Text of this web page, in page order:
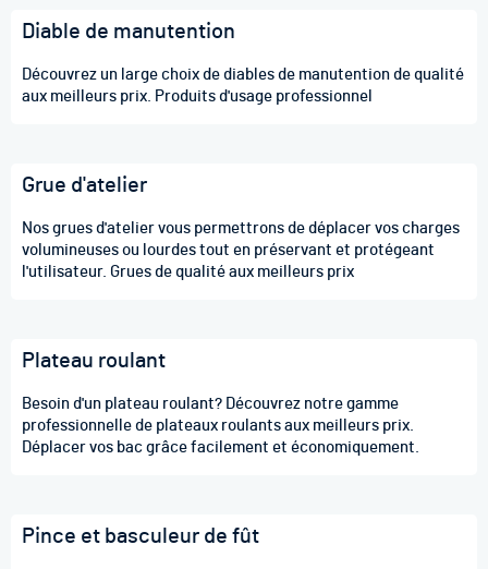
Diable de manutention
Découvrez un large choix de diables de manutention de qualité
aux meilleurs prix. Produits d'usage professionnel
Grue d'atelier
Nos grues d'atelier vous permettrons de déplacer vos charges
volumineuses ou lourdes tout en préservant et protégeant
l'utilisateur. Grues de qualité aux meilleurs prix
Plateau roulant
Besoin d'un plateau roulant? Découvrez notre gamme
professionnelle de plateaux roulants aux meilleurs prix.
Déplacer vos bac grâce facilement et économiquement.
Pince et basculeur de fût